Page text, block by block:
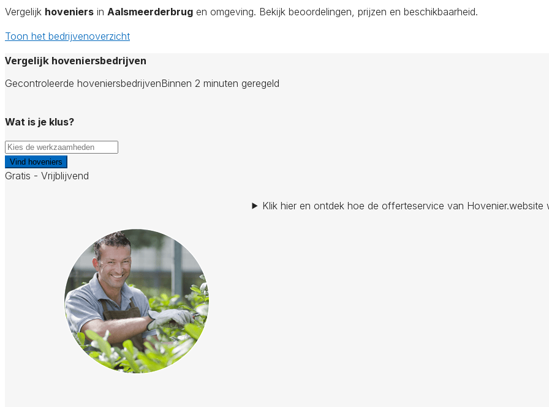
Vergelijk hoveniers in Aalsmeerderbrug en omgeving. Bekijk beoordelingen, prijzen en beschikbaarheid.
Toon het bedrijvenoverzicht
Vergelijk hoveniersbedrijven
Gecontroleerde hoveniersbedrijvenBinnen 2 minuten geregeld
Wat is je klus?
Vind hoveniers
Gratis - Vrijblijvend
Klik hier en ontdek hoe de offerteservice van Hovenier.website